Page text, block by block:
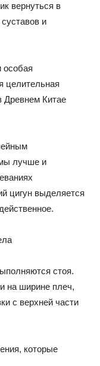
вернуться в
и
особая
целительная
Древнем Китае
лучше и
цигун выделяется
стоя.
на ширине плеч,
с верхней части
которые